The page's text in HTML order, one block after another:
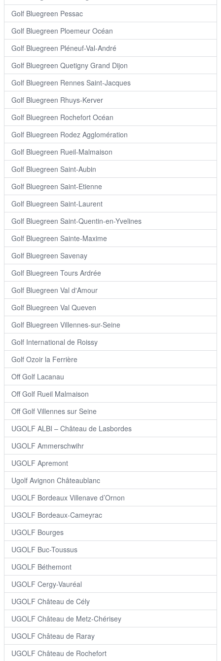
Golf Bluegreen Pessac
Golf Bluegreen Ploemeur Océan
Golf Bluegreen Pléneuf-Val-André
Golf Bluegreen Quetigny Grand Dijon
Golf Bluegreen Rennes Saint-Jacques
Golf Bluegreen Rhuys-Kerver
Golf Bluegreen Rochefort Océan
Golf Bluegreen Rodez Agglomération
Golf Bluegreen Rueil-Malmaison
Golf Bluegreen Saint-Aubin
Golf Bluegreen Saint-Etienne
Golf Bluegreen Saint-Laurent
Golf Bluegreen Saint-Quentin-en-Yvelines
Golf Bluegreen Sainte-Maxime
Golf Bluegreen Savenay
Golf Bluegreen Tours Ardrée
Golf Bluegreen Val d'Amour
Golf Bluegreen Val Queven
Golf Bluegreen Villennes-sur-Seine
Golf International de Roissy
Golf Ozoir la Ferrière
Off Golf Lacanau
Off Golf Rueil Malmaison
Off Golf Villennes sur Seine
UGOLF ALBI – Château de Lasbordes
UGOLF Ammerschwihr
UGOLF Apremont
Ugolf Avignon Châteaublanc
UGOLF Bordeaux Villenave d’Ornon
UGOLF Bordeaux-Cameyrac
UGOLF Bourges
UGOLF Buc-Toussus
UGOLF Béthemont
UGOLF Cergy-Vauréal
UGOLF Château de Cély
UGOLF Château de Metz-Chérisey
UGOLF Château de Raray
UGOLF Château de Rochefort